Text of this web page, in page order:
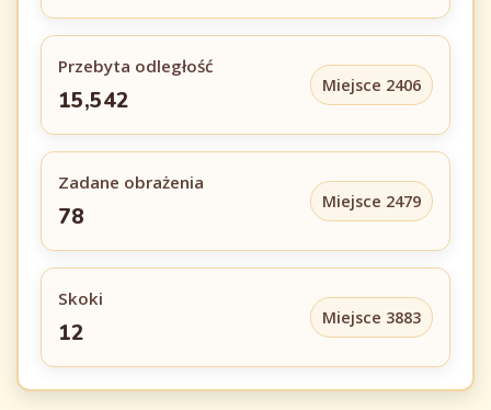
Przebyta odległość
15,542
Miejsce 2406
Zadane obrażenia
78
Miejsce 2479
Skoki
12
Miejsce 3883